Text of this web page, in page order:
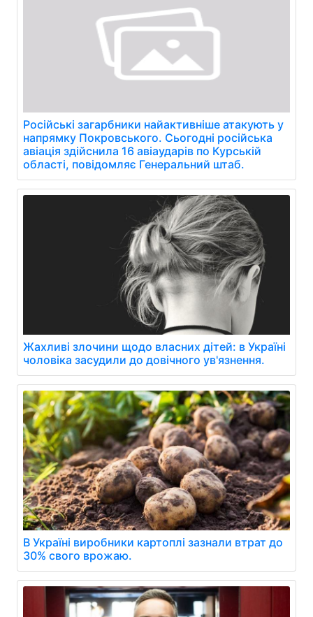
Російські загарбники найактивніше атакують у
напрямку Покровського. Сьогодні російська
авіація здійснила 16 авіаударів по Курській
області, повідомляє Генеральний штаб.
Жахливі злочини щодо власних дітей: в Україні
чоловіка засудили до довічного ув'язнення.
В Україні виробники картоплі зазнали втрат до
30% свого врожаю.